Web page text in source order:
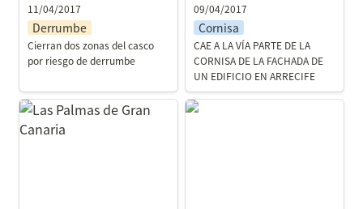
11/04/2017
Derrumbe
Cierran dos zonas del casco
por riesgo de derrumbe
09/04/2017
Cornisa
CAE A LA VÍA PARTE DE LA
CORNISA DE LA FACHADA DE
UN EDIFICIO EN ARRECIFE
Las Palmas de Gran
Canaria
Arona